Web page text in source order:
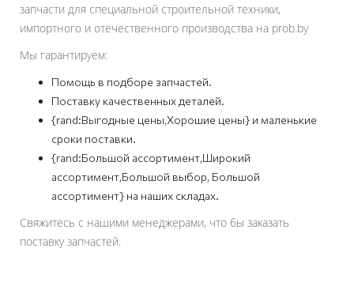
запчасти для специальной строительной техники,
импортного и отечественного производства на prob.by
Мы гарантируем:
Помощь в подборе запчастей.
Поставку качественных деталей.
{rand:Выгодные цены,Хорошие цены} и маленькие
сроки поставки.
{rand:Большой ассортимент,Широкий
ассортимент,Большой выбор, Большой
ассортимент} на наших складах.
Свяжитесь с нашими менеджерами, что бы заказать
поставку запчастей.